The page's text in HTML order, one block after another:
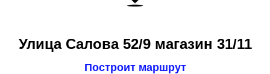
Улица Салова 52/9 магазин 31/11
Построит маршрут